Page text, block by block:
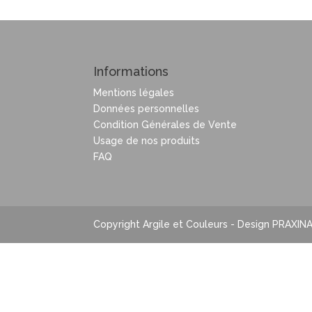
Informations
Mentions légales
Données personnelles
Condition Générales de Vente
Usage de nos produits
FAQ
Copyright Argile et Couleurs - Design